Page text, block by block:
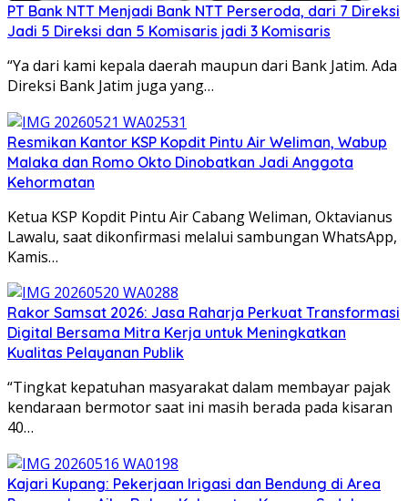
PT Bank NTT Menjadi Bank NTT Perseroda, dari 7 Direksi
Jadi 5 Direksi dan 5 Komisaris jadi 3 Komisaris
“Ya dari kami kepala daerah maupun dari Bank Jatim. Ada
Direksi Bank Jatim juga yang…
Resmikan Kantor KSP Kopdit Pintu Air Weliman, Wabup
Malaka dan Romo Okto Dinobatkan Jadi Anggota
Kehormatan
Ketua KSP Kopdit Pintu Air Cabang Weliman, Oktavianus
Lawalu, saat dikonfirmasi melalui sambungan WhatsApp,
Kamis…
Rakor Samsat 2026: Jasa Raharja Perkuat Transformasi
Digital Bersama Mitra Kerja untuk Meningkatkan
Kualitas Pelayanan Publik
“Tingkat kepatuhan masyarakat dalam membayar pajak
kendaraan bermotor saat ini masih berada pada kisaran
40…
Kajari Kupang: Pekerjaan Irigasi dan Bendung di Area